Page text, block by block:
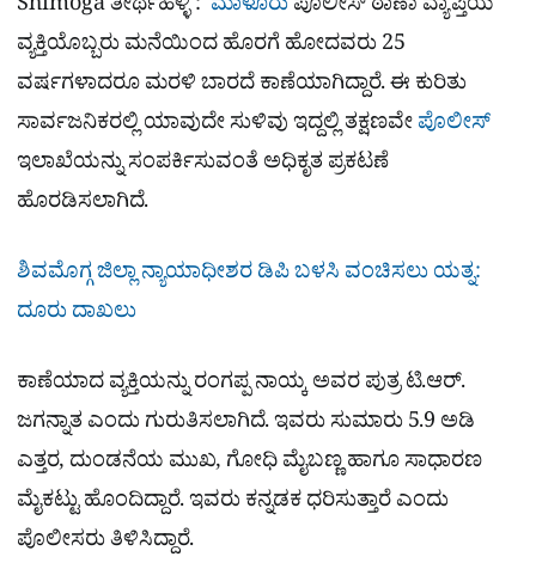
Shimoga ತೀರ್ಥಹಳ್ಳಿ : ಮಾಳೂರು ಪೊಲೀಸ್ ಠಾಣಾ ವ್ಯಾಪ್ತಿಯ
ವ್ಯಕ್ತಿಯೊಬ್ಬರು ಮನೆಯಿಂದ ಹೊರಗೆ ಹೋದವರು 25
ವರ್ಷಗಳಾದರೂ ಮರಳಿ ಬಾರದೆ ಕಾಣೆಯಾಗಿದ್ದಾರೆ. ಈ ಕುರಿತು
ಸಾರ್ವಜನಿಕರಲ್ಲಿ ಯಾವುದೇ ಸುಳಿವು ಇದ್ದಲ್ಲಿ ತಕ್ಷಣವೇಪೊಲೀಸ್
ಇಲಾಖೆಯನ್ನು ಸಂಪರ್ಕಿಸುವಂತೆ ಅಧಿಕೃತ ಪ್ರಕಟಣೆ
ಹೊರಡಿಸಲಾಗಿದೆ.
ಶಿವಮೊಗ್ಗ ಜಿಲ್ಲಾ ನ್ಯಾಯಾಧೀಶರ ಡಿಪಿ ಬಳಸಿ ವಂಚಿಸಲು ಯತ್ನ:
ದೂರು ದಾಖಲು
ಕಾಣೆಯಾದ ವ್ಯಕ್ತಿಯನ್ನು ರಂಗಪ್ಪ ನಾಯ್ಕ ಅವರ ಪುತ್ರ ಟಿ.ಆರ್.
ಜಗನ್ನಾತ ಎಂದು ಗುರುತಿಸಲಾಗಿದೆ. ಇವರು ಸುಮಾರು 5.9 ಅಡಿ
ಎತ್ತರ, ದುಂಡನೆಯ ಮುಖ, ಗೋಧಿ ಮೈಬಣ್ಣ ಹಾಗೂ ಸಾಧಾರಣ
ಮೈಕಟ್ಟು ಹೊಂದಿದ್ದಾರೆ. ಇವರು ಕನ್ನಡಕ ಧರಿಸುತ್ತಾರೆ ಎಂದು
ಪೊಲೀಸರು ತಿಳಿಸಿದ್ದಾರೆ.